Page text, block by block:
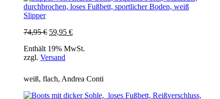
Slipper
74,95€ Ursprünglicher
war:
74,95 €
59,95 €Aktueller
ist:
Enthält 19% MwSt.
zzgl. Versand
weiß, flach, Andrea Conti